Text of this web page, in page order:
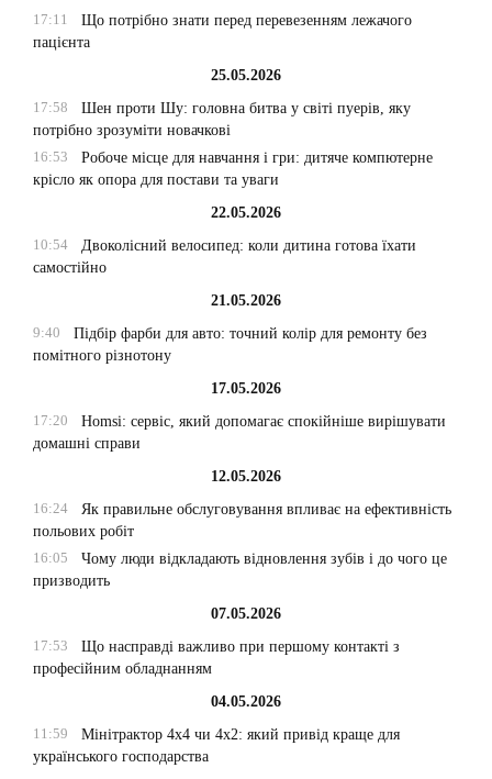
17:11
Що потрібно знати перед перевезенням лежачого
пацієнта
25.05.2026
17:58
Шен проти Шу: головна битва у світі пуерів, яку
потрібно зрозуміти новачкові
16:53
Робоче місце для навчання і гри: дитяче компютерне
крісло як опора для постави та уваги
22.05.2026
10:54
Двоколісний велосипед: коли дитина готова їхати
самостійно
21.05.2026
9:40
Підбір фарби для авто: точний колір для ремонту без
помітного різнотону
17.05.2026
17:20
Homsi: сервіс, який допомагає спокійніше вирішувати
домашні справи
12.05.2026
16:24
Як правильне обслуговування впливає на ефективність
польових робіт
16:05
Чому люди відкладають відновлення зубів і до чого це
призводить
07.05.2026
17:53
Що насправді важливо при першому контакті з
професійним обладнанням
04.05.2026
11:59
Мінітрактор 4х4 чи 4х2: який привід краще для
українського господарства